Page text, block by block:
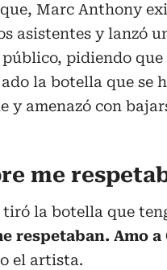
Marc Anthony
asistentes y lanzó
público, pidiendo
la botella que se
y amenazó con
me
tiró la botella que
respetaban. Amo
el artista.